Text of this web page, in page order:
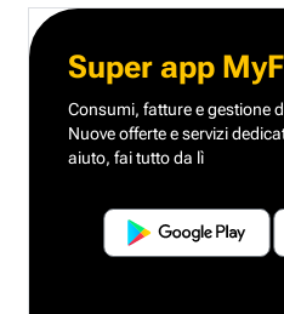
Super app
Consumi, fatture e gestione
Nuove offerte e servizi
aiuto, fai tutto da lì